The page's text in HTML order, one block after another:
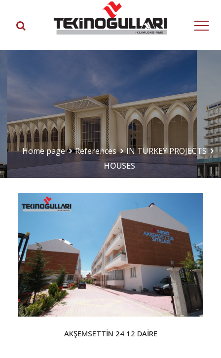
Home page References
IN TURKEY PROJECTS
HOUSES
AKŞEMSETTİN 24 12 DAİRE